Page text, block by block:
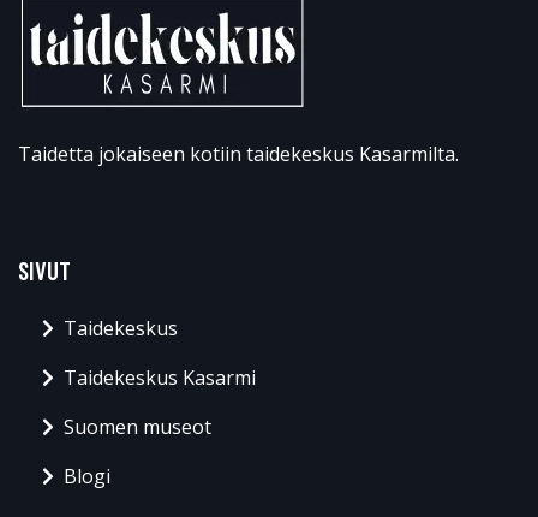
Taidetta jokaiseen kotiin taidekeskus Kasarmilta.
SIVUT
Taidekeskus
Taidekeskus Kasarmi
Suomen museot
Blogi